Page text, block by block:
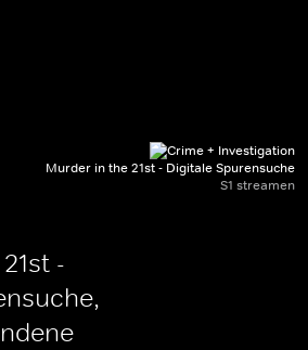
Murder in the 21st - Digitale Spurensuche
S1 streamen
-